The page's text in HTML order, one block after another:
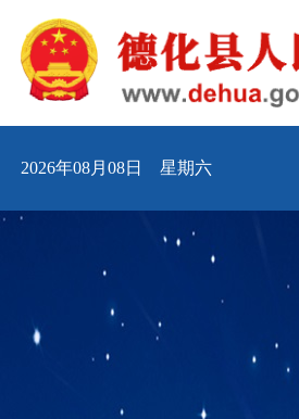
2026年08月08日 星期六